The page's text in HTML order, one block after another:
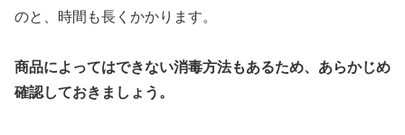
のと、時間も長くかかります。
商品によってはできない消毒方法もあるため、あらかじめ
確認しておきましょう。